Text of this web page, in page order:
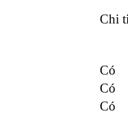
Chi
Có
Có
Có